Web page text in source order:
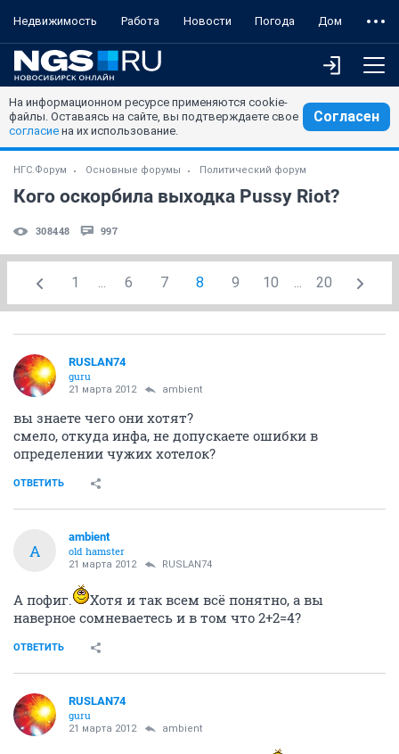
Недвижимость Работа Новости Погода Дом
На информационном ресурсе применяются cookie-
файлы. Оставаясь на сайте, вы подтверждаете свое
согласие на их использование.
Согласен
НГС.Форум Основные форумы Политический форум
Кого оскорбила выходка Pussy Riot?
308448 997
1 ... 6 7 8 9 10 ... 20
RUSLAN74
guru
21 марта 2012 ambient
вы знаете чего они хотят?
смело, откуда инфа, не допускаете ошибки в
определении чужих хотелок?
ОТВЕТИТЬ
A
ambient
old hamster
21 марта 2012 RUSLAN74
А пофиг.
Хотя и так всем всё понятно, а вы
наверное сомневаетесь и в том что 2+2=4?
ОТВЕТИТЬ
RUSLAN74
guru
21 марта 2012 ambient